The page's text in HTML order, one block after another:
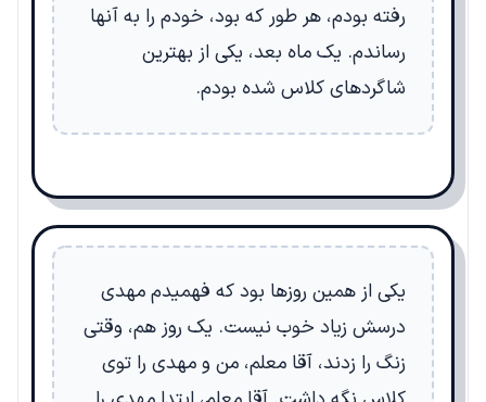
رفته بودم، هر طور که بود، خودم را به آنها
رساندم. یک ماه بعد، یکی از بهترین
شاگردهای کلاس شده بودم.
یکی از همین روزها بود که فهمیدم مهدی
درسش زیاد خوب نیست. یک روز هم، وقتی
زنگ را زدند، آقا معلم، من و مهدی را توی